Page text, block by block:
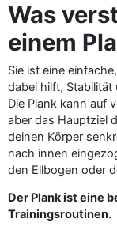
Was
einem
Sie ist eine
dabei hilft, Stabilität
Die Plank kann auf
aber das Hauptziel
deinen Körper
nach innen
den Ellbogen oder
Der Plank ist eine
Trainingsroutinen.